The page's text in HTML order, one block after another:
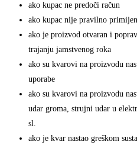
ako kupac ne predoči račun
ako kupac nije pravilno
ako je proizvod otvaran i
trajanju jamstvenog roka
ako su kvarovi na proizvodu
uporabe
ako su kvarovi na proizvodu
udar groma, strujni udar u
sl.
ako je kvar nastao greškom